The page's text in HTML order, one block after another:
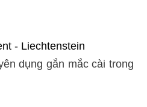
- Liechtenstein
dụng gắn mắc cài trong